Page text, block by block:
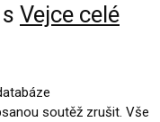
Vejce celé
soutěž zrušit. Vše